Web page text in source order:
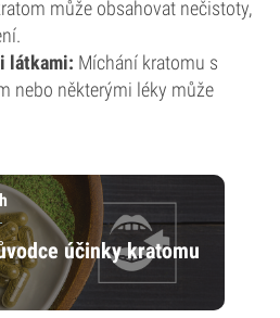
může obsahovat nečistoty,
látkami: Míchání kratomu s
nebo některými léky může
účinky kratomu